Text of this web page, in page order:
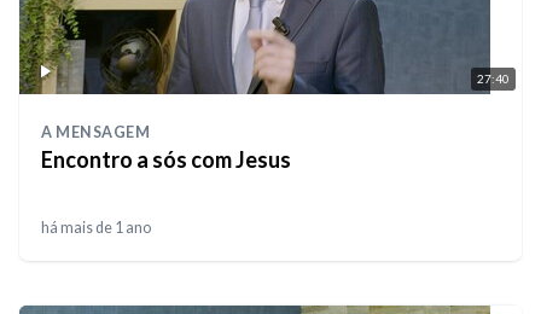
27:40
A MENSAGEM
Encontro a sós com Jesus
há mais de 1 ano